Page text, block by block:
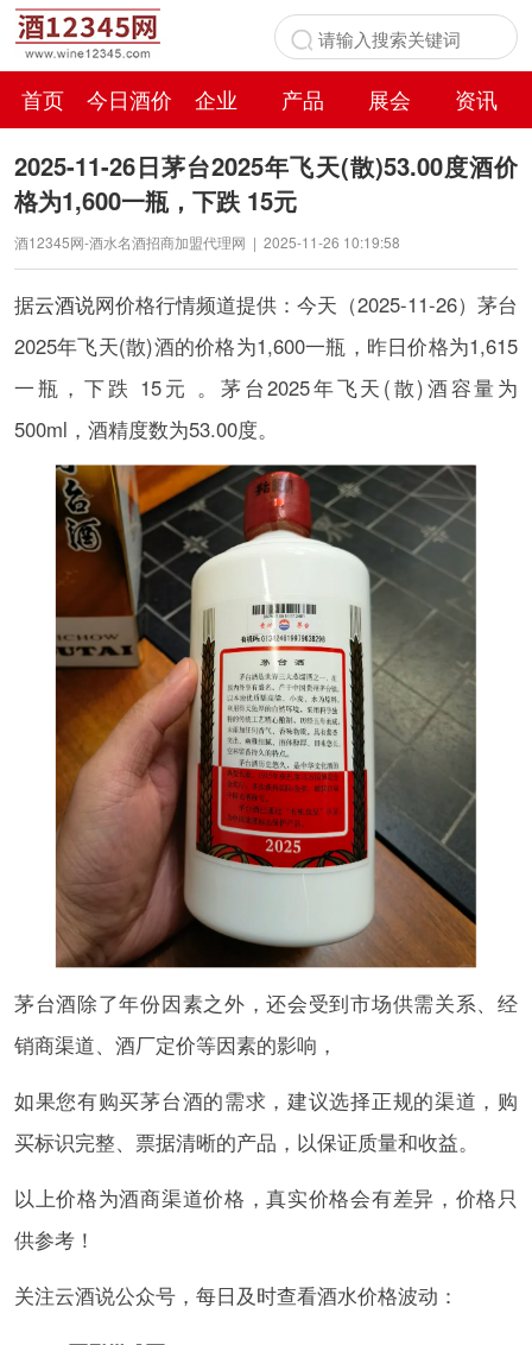
首页 今日酒价 企业 产品 展会
资讯
百科
2025-11-26日茅台2025年飞天(散)53.00度酒价
格为1,600一瓶，下跌 15元
酒12345网-酒水名酒招商加盟代理网 | 2025-11-26 10:19:58
据云酒说网价格行情频道提供：今天（2025-11-26）茅台
2025年飞天(散)酒的价格为1,600一瓶，昨日价格为1,615
一瓶，下跌 15元 。茅台2025年飞天(散)酒容量为
500ml，酒精度数为53.00度。
茅台酒除了年份因素之外，还会受到市场供需关系、经
销商渠道、酒厂定价等因素的影响，
如果您有购买茅台酒的需求，建议选择正规的渠道，购
买标识完整、票据清晰的产品，以保证质量和收益。
以上价格为酒商渠道价格，真实价格会有差异，价格只
供参考！
关注云酒说公众号，每日及时查看酒水价格波动：